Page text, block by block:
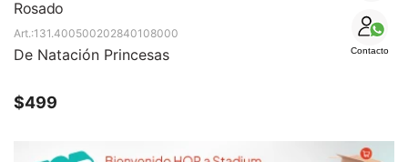
Rosado
Contacto
131.400500202840108000
De Natación Princesas
$499